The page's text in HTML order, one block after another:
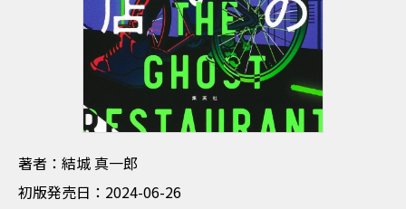
ちょしゃ ゆうき しんいちろう
著者：結城 真一郎
しょはんはつばいび 2024-06-26
初版発売日：2024-06-26